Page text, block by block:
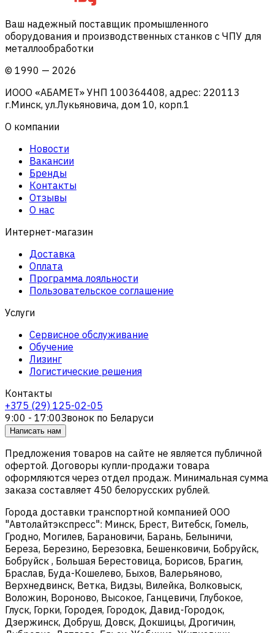
Ваш надежный поставщик промышленного
оборудования и производственных станков с ЧПУ для
металлообработки
© 1990 — 2026
ИООО «АБАМЕТ» УНП 100364408, адрес: 220113
г.Минск, ул.Лукьяновича, дом 10, корп.1
О компании
Новости
Вакансии
Бренды
Контакты
Отзывы
О нас
Интернет-магазин
Доставка
Оплата
Программа лояльности
Пользовательское соглашение
Услуги
Сервисное обслуживание
Обучение
Лизинг
Логистические решения
Контакты
+375 (29) 125-02-05
9:00 - 17:00Звонок по Беларуси
Написать нам
Предложения товаров на сайте не является публичной
офертой. Договоры купли-продажи товара
оформляются через отдел продаж. Минимальная сумма
заказа составляет 450 белорусских рублей.
Города доставки транспортной компанией ООО
"Автолайтэкспресс": Минск, Брест, Витебск, Гомель,
Гродно, Могилев, Барановичи, Барань, Белыничи,
Береза, Березино, Березовка, Бешенковичи, Бобруйск,
Бобруйск , Большая Берестовица, Борисов, Брагин,
Браслав, Буда-Кошелево, Быхов, Валерьяново,
Верхнедвинск, Ветка, Видзы, Вилейка, Волковыск,
Воложин, Вороново, Высокое, Ганцевичи, Глубокое,
Глуск, Горки, Городея, Городок, Давид-Городок,
Дзержинск, Добруш, Довск, Докшицы, Дрогичин,